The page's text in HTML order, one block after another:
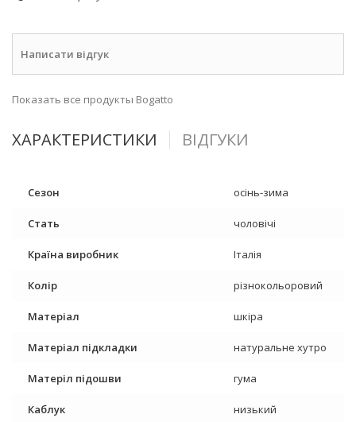
Написати відгук
Показать все продукты Bogatto
ХАРАКТЕРИСТИКИ ВІДГУКИ
Сезон осінь-зима
Стать чоловічі
Країна виробник Італія
Колір різнокольоровий
Матеріал шкіра
Матеріал підкладки натуральне хутро
Матеріл підошви гума
Каблук низький